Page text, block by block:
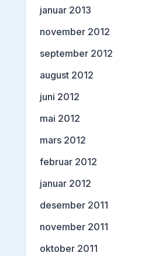
januar 2013
november 2012
september 2012
august 2012
juni 2012
mai 2012
mars 2012
februar 2012
januar 2012
desember 2011
november 2011
oktober 2011